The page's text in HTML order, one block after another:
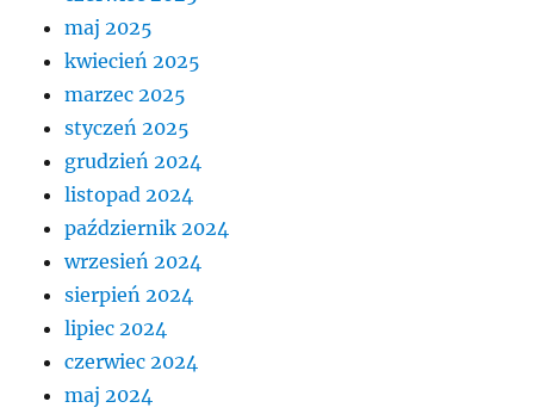
maj 2025
kwiecień 2025
marzec 2025
styczeń 2025
grudzień 2024
listopad 2024
październik 2024
wrzesień 2024
sierpień 2024
lipiec 2024
czerwiec 2024
maj 2024